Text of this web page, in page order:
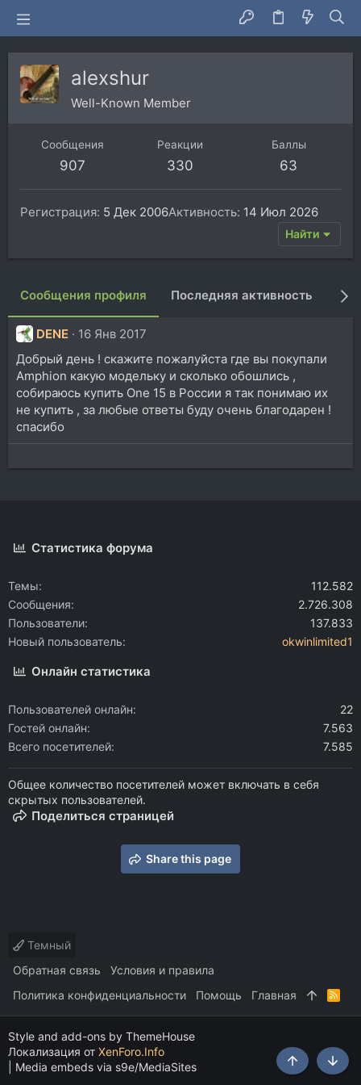
alexshur
Well-Known Member
Сообщения
907
Реакции
330
Баллы
63
Регистрация 5 Дек 2006Активность 14 Июл 2026
Найти
Сообщения профиля Последняя активность
DENE
16 Янв 2017
Добрый день ! скажите пожалуйста где вы покупали
Amphion какую модельку и сколько обошлись ,
собираюсь купить One 15 в России я так понимаю их
не купить , за любые ответы буду очень благодарен !
спасибо
Статистика форума
Темы
112.582
Сообщения
2.726.308
Пользователи
137.833
Новый пользователь
okwinlimited1
Онлайн статистика
Пользователей онлайн
22
Гостей онлайн
7.563
Всего посетителей
7.585
Общее количество посетителей может включать в себя
скрытых пользователей.
Поделиться страницей
Share this page
Темный
Обратная связь
Условия и правила
Политика конфиденциальности
Помощь Главная
R
Style and add-ons by ThemeHouse
Локализация от XenForo.Info
Media embeds via s9e/MediaSites Сверху Снизу